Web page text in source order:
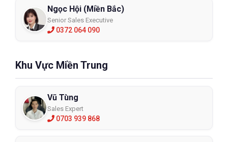
Ngọc Hội (Miền Bắc)
Senior Sales Executive
0372 064 090
Khu Vực Miền Trung
Vũ Tùng
Sales Expert
0703 939 868